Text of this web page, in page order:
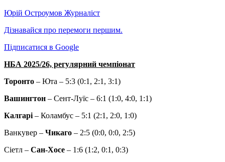
Юрій Остроумов Журналіст
Дізнавайся про перемоги першим.
Підписатися в Google
НБА 2025/26, регулярний чемпіонат
Торонто – Юта – 5:3 (0:1, 2:1, 3:1)
Вашингтон – Сент-Луїс – 6:1 (1:0, 4:0, 1:1)
Калгарі– Коламбус – 5:1 (2:1, 2:0, 1:0)
Ванкувер – Чикаго – 2:5 (0:0, 0:0, 2:5)
Сіетл – Сан-Хосе – 1:6 (1:2, 0:1, 0:3)